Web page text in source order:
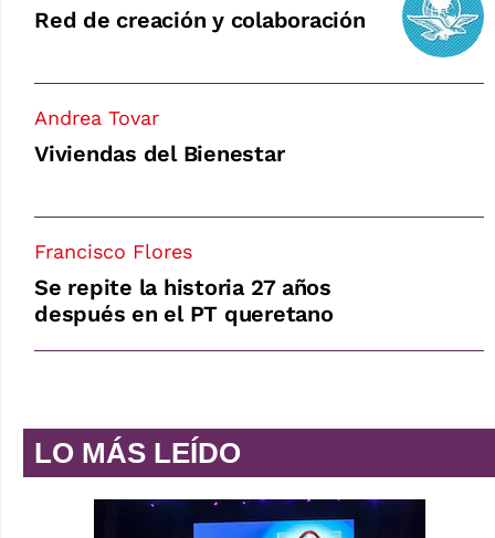
Red de creación y colaboración
Andrea Tovar
Viviendas del Bienestar
Francisco Flores
Se repite la historia 27 años
después en el PT queretano
LO MÁS LEÍDO